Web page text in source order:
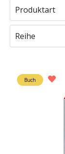
Produktart
Reihe
Buch